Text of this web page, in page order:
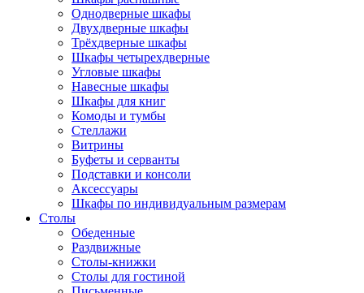
Однодверные шкафы
Двухдверные шкафы
Трёхдверные шкафы
Шкафы четырехдверные
Угловые шкафы
Навесные шкафы
Шкафы для книг
Комоды и тумбы
Стеллажи
Витрины
Буфеты и серванты
Подставки и консоли
Аксессуары
Шкафы по индивидуальным размерам
Столы
Обеденные
Раздвижные
Столы-книжки
Столы для гостиной